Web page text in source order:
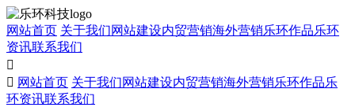
网站首页 关于我们网站建设内贸营销海外营销乐环作品乐环
资讯联系我们

 网站首页 关于我们网站建设内贸营销海外营销乐环作品乐
环资讯联系我们